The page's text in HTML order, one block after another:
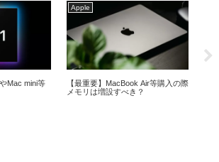
Mac mini等
Apple
【最重要】MacBook Air等購入の際
メモリは増設すべき？